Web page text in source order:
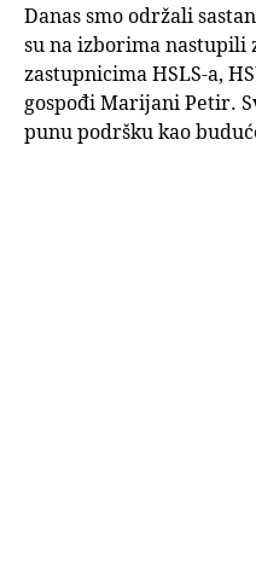
Danas smo održali
su na izborima nastupili
zastupnicima HSLS-a,
gospođi Marijani Petir.
punu podršku kao